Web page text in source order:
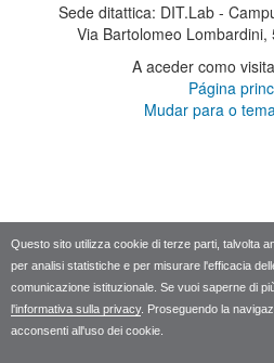
Questo sito utilizza cookie di terze parti, talvolta
per analisi statistiche e per misurare l'efficacia
comunicazione istituzionale. Se vuoi saperne di
l'informativa sulla privacy. Proseguendo la
acconsenti all'uso dei cookie.
Sede ditattica: DIT.Lab -
Via Bartolomeo
A aceder como
Página
Mudar para o